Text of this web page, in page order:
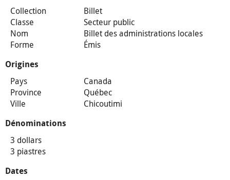
Collection
Billet
Classe
Secteur public
Nom
Billet des administrations locales
Forme
Émis
Origines
Pays
Canada
Province
Québec
Ville
Chicoutimi
Dénominations
3 dollars
3 piastres
Dates